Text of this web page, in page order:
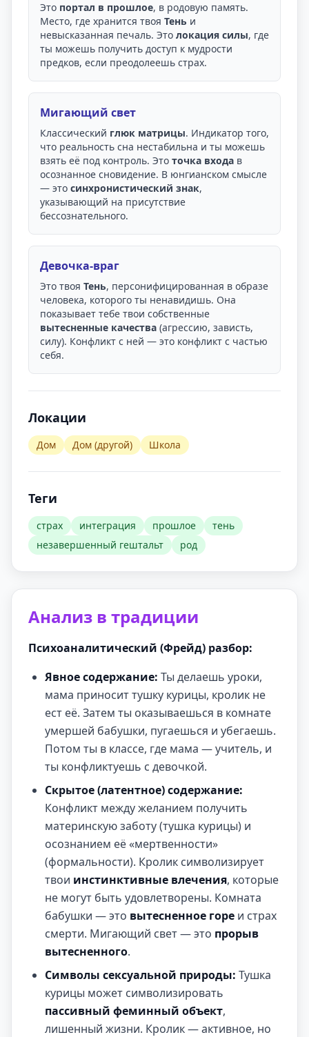
Это портал в прошлое, в родовую память.
Место, где хранится твоя Тень и
невысказанная печаль. Это локация силы, где
ты можешь получить доступ к мудрости
предков, если преодолеешь страх.
Мигающий свет
Классический глюк матрицы. Индикатор того,
что реальность сна нестабильна и ты можешь
взять её под контроль. Это точка входа в
осознанное сновидение. В юнгианском смысле
— это синхронистический знак,
указывающий на присутствие
бессознательного.
Девочка-враг
Это твоя Тень, персонифицированная в образе
человека, которого ты ненавидишь. Она
показывает тебе твои собственные
вытесненные качества (агрессию, зависть,
силу). Конфликт с ней — это конфликт с частью
себя.
Локации
Дом Дом (другой) Школа
Теги
страх интеграция прошлое
тень
незавершенный гештальт
род
Анализ в традиции
Психоаналитический (Фрейд) разбор:
Явное содержание: Ты делаешь уроки,
мама приносит тушку курицы, кролик не
ест её. Затем ты оказываешься в комнате
умершей бабушки, пугаешься и убегаешь.
Потом ты в классе, где мама — учитель, и
ты конфликтуешь с девочкой.
Скрытое (латентное) содержание:
Конфликт между желанием получить
материнскую заботу (тушка курицы) и
осознанием её «мертвенности»
(формальности). Кролик символизирует
твои инстинктивные влечения, которые
не могут быть удовлетворены. Комната
бабушки — это вытесненное горе и страх
смерти. Мигающий свет — это прорыв
вытесненного.
Символы сексуальной природы: Тушка
курицы может символизировать
пассивный феминный объект,
лишенный жизни. Кролик — активное, но